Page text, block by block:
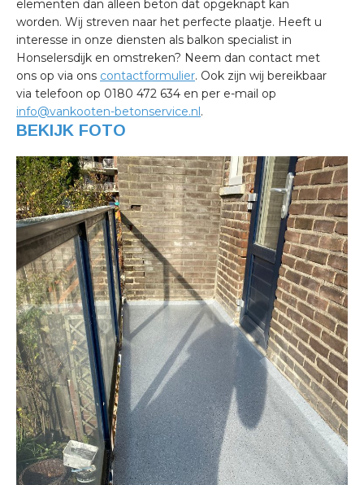
elementen dan alleen beton dat opgeknapt kan
worden. Wij streven naar het perfecte plaatje. Heeft u
interesse in onze diensten als balkon specialist in
Honselersdijk en omstreken? Neem dan contact met
ons op via ons contactformulier. Ook zijn wij bereikbaar
via telefoon op 0180 472 634 en per e-mail op
info@vankooten-betonservice.nl.
BEKIJK FOTO